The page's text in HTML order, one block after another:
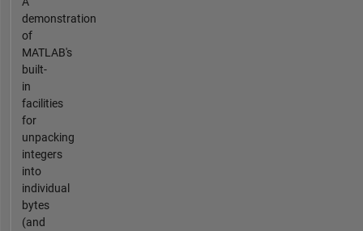
demonstration
of
MATLAB's
built-
in
facilities
for
unpacking
integers
into
individual
bytes
(and